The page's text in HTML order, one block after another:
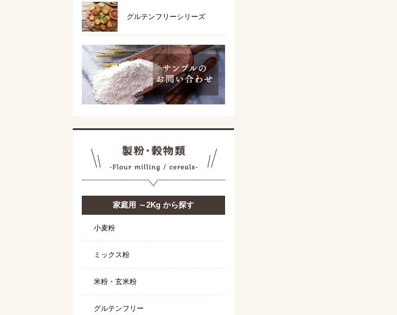
グルテンフリーシリーズ
家庭用 ～2Kg から探す
小麦粉
ミックス粉
米粉・玄米粉
グルテンフリー